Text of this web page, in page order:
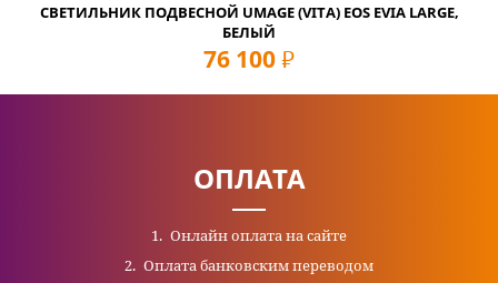
СВЕТИЛЬНИК ПОДВЕСНОЙ UMAGE (VITA) EOS EVIA LARGE,
БЕЛЫЙ
76 100 руб
ОПЛАТА
Онлайн оплата на сайте
Оплата банковским переводом